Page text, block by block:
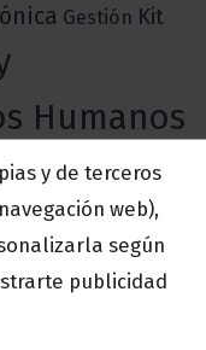
Gestión Kit
Humanos
información
digital Verifactu
y de terceros
web),
según
publicidad